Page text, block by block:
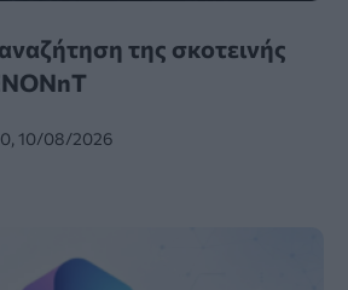
της σκοτεινής
10/08/2026